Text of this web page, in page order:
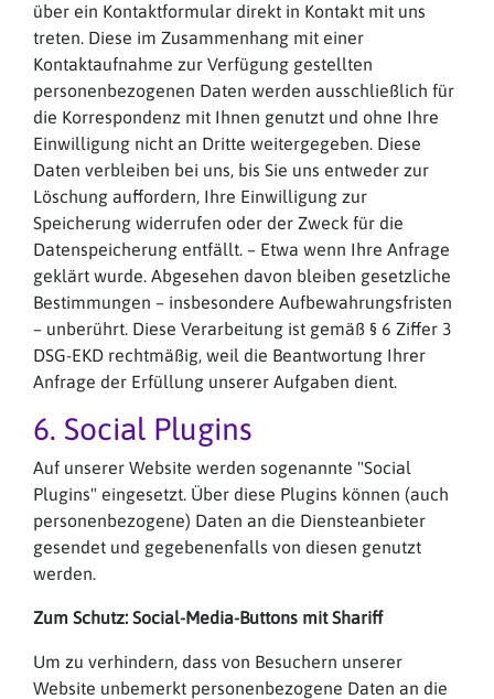
über ein Kontaktformular direkt in Kontakt mit uns
treten. Diese im Zusammenhang mit einer
Kontaktaufnahme zur Verfügung gestellten
personenbezogenen Daten werden ausschließlich für
die Korrespondenz mit Ihnen genutzt und ohne Ihre
Einwilligung nicht an Dritte weitergegeben. Diese
Daten verbleiben bei uns, bis Sie uns entweder zur
Löschung auffordern, Ihre Einwilligung zur
Speicherung widerrufen oder der Zweck für die
Datenspeicherung entfällt. – Etwa wenn Ihre Anfrage
geklärt wurde. Abgesehen davon bleiben gesetzliche
Bestimmungen – insbesondere Aufbewahrungsfristen
– unberührt. Diese Verarbeitung ist gemäß § 6 Ziffer 3
DSG-EKD rechtmäßig, weil die Beantwortung Ihrer
Anfrage der Erfüllung unserer Aufgaben dient.
6. Social Plugins
Auf unserer Website werden sogenannte "Social
Plugins" eingesetzt. Über diese Plugins können (auch
personenbezogene) Daten an die Diensteanbieter
gesendet und gegebenenfalls von diesen genutzt
werden.
Zum Schutz: Social-Media-Buttons mit Shariff
Um zu verhindern, dass von Besuchern unserer
Website unbemerkt personenbezogene Daten an die